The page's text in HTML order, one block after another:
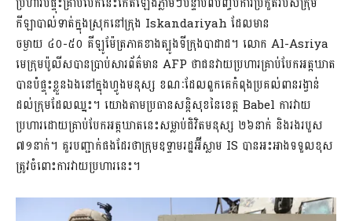
កីឡាបាល់ទាត់ក្នុងស្រុកនៅក្រុង Iskandariyah ដែលមាន
ចម្ងាយ ៤០-៥០ គីឡូម៉ែត្រភាគខាងត្បូងទីក្រុងបាដាដ។ លោក Al-Asriya
មេក្រុមប៉ូលីសបានប្រាប់សារព័ត៌មាន AFP ថាជនវាយប្រហារគ្រាប់បែកអត្តឃាត
បានបំផ្ទុះខ្លួនឯងនៅក្នុងហ្វូងមនុស្ស ខណៈដែលពួកគេកំពុងប្រគល់ពានរង្វាន់
ដល់ក្រុមដែលឈ្នះ។ យោងតាមប្រធានសន្ដិសុខនៃខេត្ត Babel ការវាយ
ប្រហារដោយគ្រាប់បែកអត្តឃាតនេះសម្លាប់ជិវិតមនុស្ស ២៦នាក់ និងរងរបួស
៧១នាក់។ គួរបញ្ជាក់ផងដែរថាក្រុមឧទ្ទាមរដ្ឋអ៊ីស្លាម IS បានអះអាងទទួលខុស
ត្រូវចំពោះការវាយប្រហារនេះ។